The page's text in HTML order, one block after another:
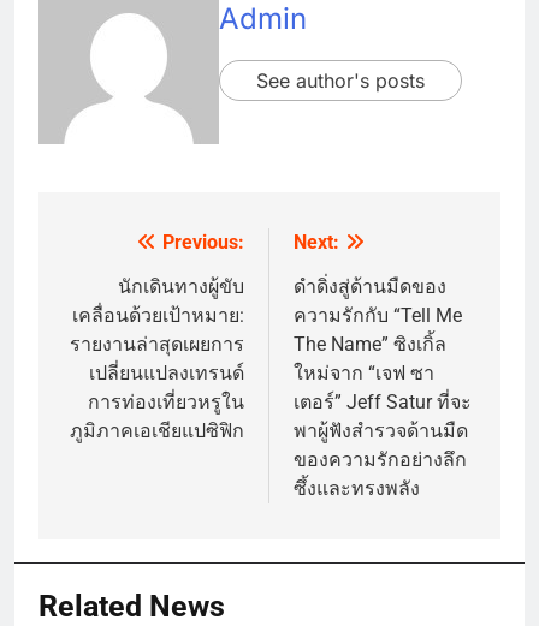
Admin
See author's posts
navigation
Previous:
นักเดินทางผู้ขับ
เคลื่อนด้วยเป้าหมาย:
รายงานล่าสุดเผยการ
เปลี่ยนแปลงเทรนด์
การท่องเที่ยวหรูใน
ภูมิภาคเอเชียแปซิฟิก
Next:
ดำดิ่งสู่ด้านมืดของ
ความรักกับ “Tell Me
The Name” ซิงเกิ้ล
ใหม่จาก “เจฟ ซา
เตอร์” Jeff Satur ที่จะ
พาผู้ฟังสำรวจด้านมืด
ของความรักอย่างลึก
ซึ้งและทรงพลัง
Related News